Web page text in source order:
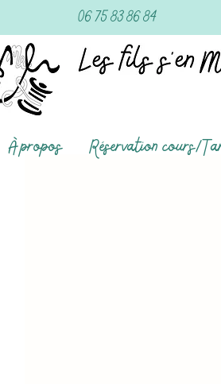
06 75 83 86 84
À propos Réservation cours/